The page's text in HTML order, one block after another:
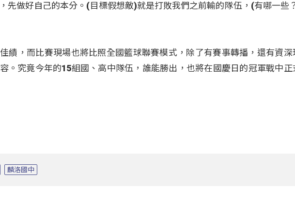
先做好自己的本分。(目標假想敵)就是打敗我們之前輸的隊伍，(有哪一些
績，而比賽現場也將比照全國籃球聯賽模式，除了有賽事轉播，還有資深
。究竟今年的15組國、高中隊伍，誰能勝出，也將在國慶日的冠軍戰中正
麟洛國中